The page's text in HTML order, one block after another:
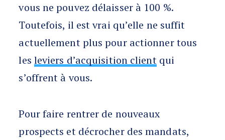
vous ne pouvez délaisser à 100 %.
Toutefois, il est vrai qu’elle ne suffit
actuellement plus pour actionner tous
les leviers d’acquisition clientqui
s’offrent à vous.
Pour faire rentrer de nouveaux
prospects et décrocher des mandats,